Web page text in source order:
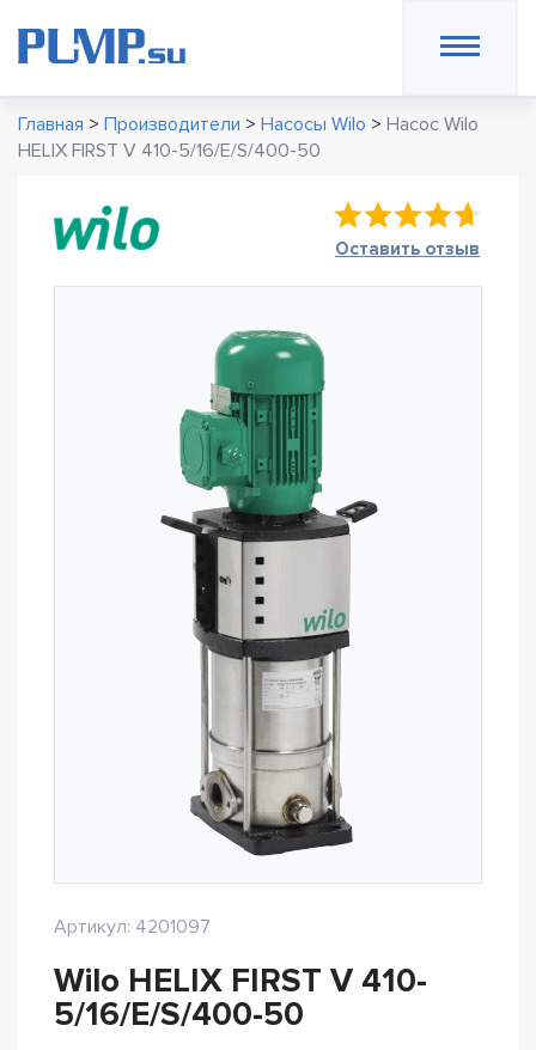
Главная > Производители > Насосы Wilo > Насос Wilo
HELIX FIRST V 410-5/16/E/S/400-50
Оставить отзыв
Артикул: 4201097
Wilo HELIX FIRST V 410-
5/16/E/S/400-50